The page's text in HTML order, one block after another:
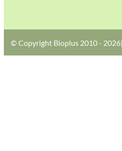
© Copyright Bioplus 2010 -